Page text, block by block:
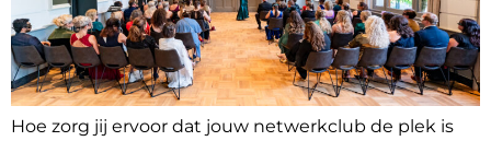
Hoe zorg jij ervoor dat jouw netwerkclub de plek is